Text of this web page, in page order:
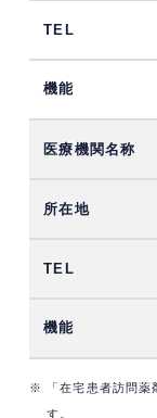
※ 「在宅患者訪問薬
す。